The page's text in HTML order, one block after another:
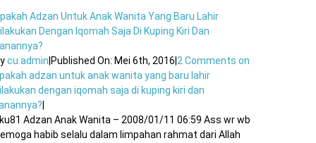
Adzan Untuk Anak Wanita Yang Baru Lahir
Dengan Iqomah Saja Di Kuping Kiri Dan
cu.admin Published On: Mei 6th, 2016 |2 Comments on
adzan untuk anak wanita yang baru lahir
dengan iqomah saja di kuping kiri dan
Adzan Anak Wanita – 2008/01/11 06:59 Ass wr wb
habib selalu dalam limpahan rahmat dari Allah